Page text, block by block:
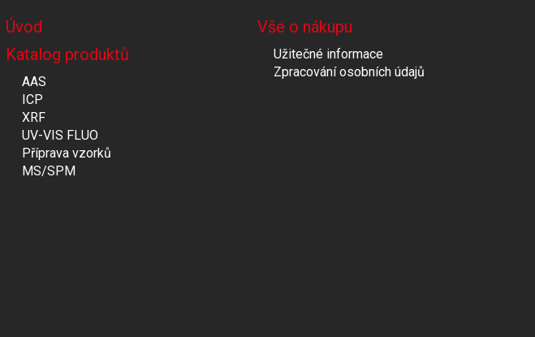
Úvod
Katalog produktů
AAS
ICP
XRF
UV-VIS FLUO
Příprava vzorků
MS/SPM
Vše o nákupu
Užitečné informace
Zpracování osobních údajů